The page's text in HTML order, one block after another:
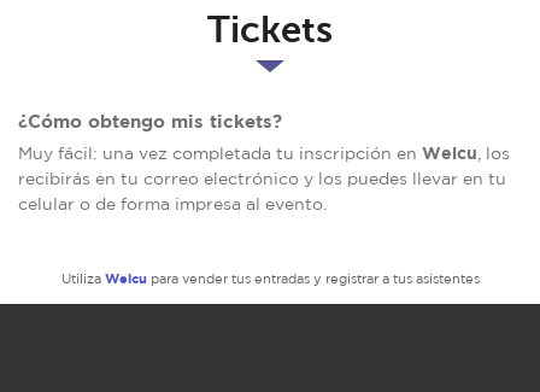
Tickets
¿Cómo obtengo mis tickets?
Muy fácil: una vez completada tu inscripción en Welcu , los
recibirás en tu correo electrónico y los puedes llevar en tu
celular o de forma impresa al evento.
Utiliza Welcu para vender tus entradas y registrar a tus asistentes